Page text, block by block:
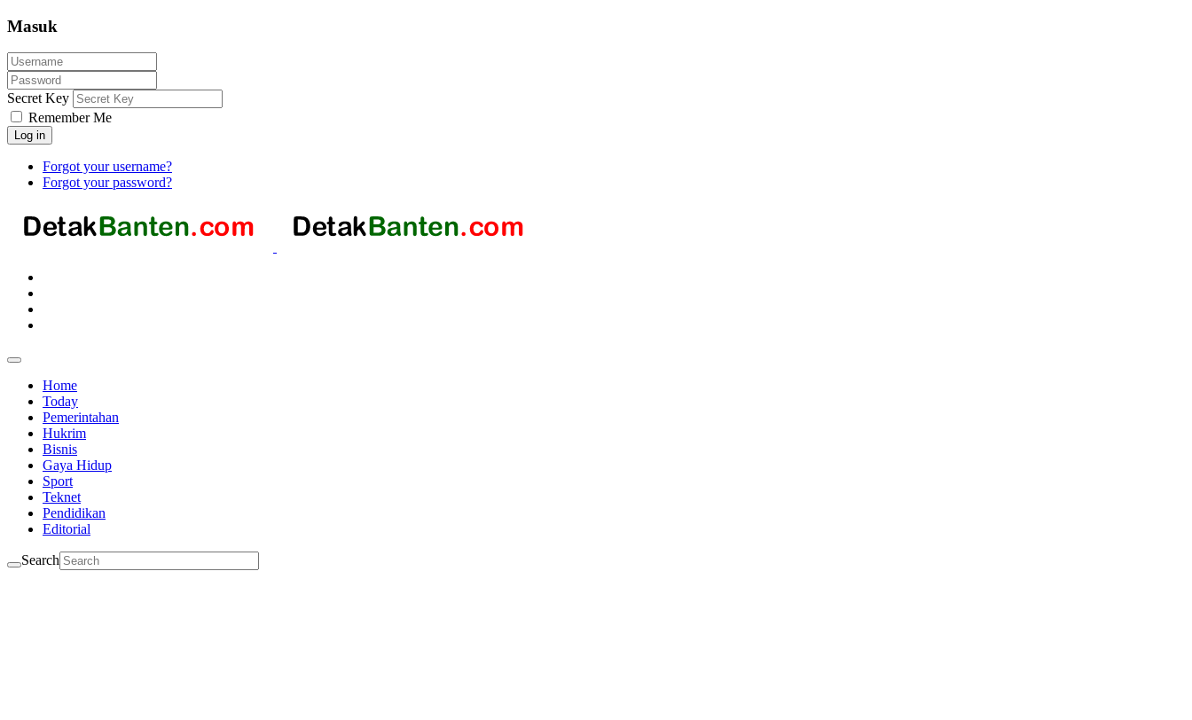
Masuk
Secret Key
Remember Me
Log in
Forgot your username?
Forgot your password?
Home
Today
Pemerintahan
Hukrim
Bisnis
Gaya Hidup
Sport
Teknet
Pendidikan
Editorial
Search